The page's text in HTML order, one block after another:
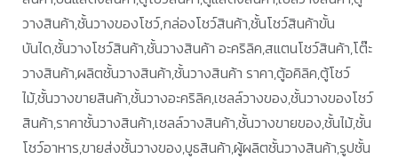
วางสินค้า,ชั้นวางของโชว์,กล่องโชว์สินค้า,ชั้นโชว์สินค้าขั้น
บันได,ชั้นวางโชว์สินค้า,ชั้นวางสินค้า อะคริลิค,สแตนโชว์สินค้า,โต๊ะ
วางสินค้า,ผลิตชั้นวางสินค้า,ชั้นวางสินค้า ราคา,ตู้อคิลิค,ตู้โชว์
ไม้,ชั้นวางขายสินค้า,ชั้นวางอะคริลิค,เชลล์วางของ,ชั้นวางของโชว์
สินค้า,ราคาชั้นวางสินค้า,เชลล์วางสินค้า,ชั้นวางขายของ,ชั้นไม้,ชั้น
โชว์อาหาร,ขายส่งชั้นวางของ,บูธสินค้า,ผู้ผลิตชั้นวางสินค้า,รูปชั้น